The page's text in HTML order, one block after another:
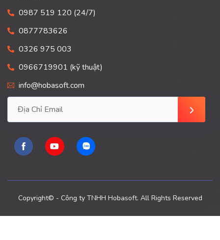
0987 519 120 (24/7)
0877783626
0326 975 003
0966719901 (kỹ thuật)
info@hobasoft.com
Copyright© - Công ty TNHH Hobasoft. All Rights Reserved